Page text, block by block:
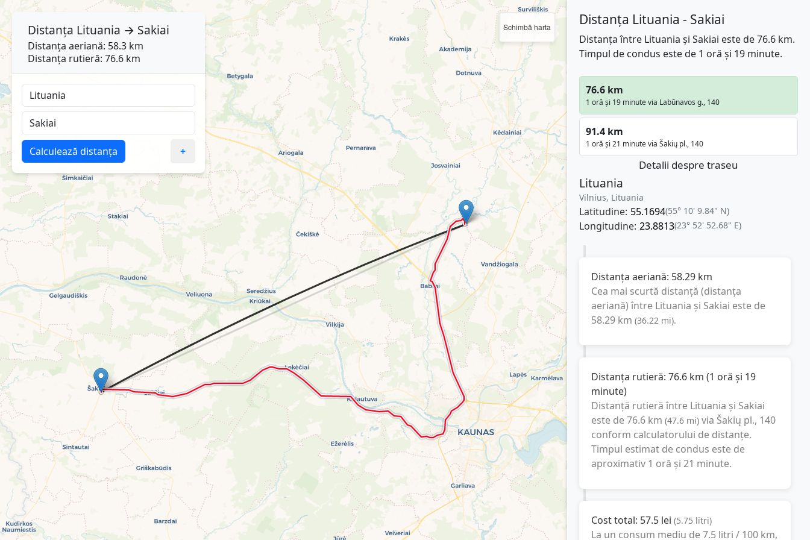
Schimbă harta Distanța Lituania - Sakiai
Distanța între Lituania și Sakiai este de 76.6 km.
Timpul de condus este de 1 oră și 19 minute.
76.6 km
1 oră și 19 minute via Labūnavos g., 140
91.4 km
1 oră și 21 minute via Šakių pl., 140
Detalii despre traseu
Lituania
Vilnius, Lituania
Latitudine: 55.1694(55° 10' 9.84" N)
Longitudine: 23.8813(23° 52' 52.68" E)
Distanța aeriană: 58.29 km
Cea mai scurtă distanță (distanța
aeriană) între Lituania și Sakiai este de
58.29 km (36.22 mi).
Distanța rutieră: 76.6 km (1 oră și 19
minute)
Distanță rutieră între Lituania și Sakiai
este de76.6 km (47.6 mi) via Šakių pl., 140
conform calculatorului de distanțe.
Timpul estimat de condus este de
aproximativ 1 oră și 21 minute.
Cost total: 57.5 lei (5.75 litri)
La un consum mediu de7.5 litri / 100 km,
Distanța Lituania → Sakiai
Distanța aeriană: 58.3 km
Distanța rutieră: 76.6 km
Calculează distanța +